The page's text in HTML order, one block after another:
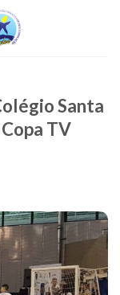
Santa
TV